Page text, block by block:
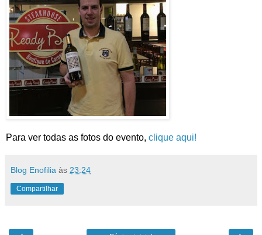
Para ver todas as fotos do evento, clique aqui!
Blog Enofilia às 23:24
Compartilhar